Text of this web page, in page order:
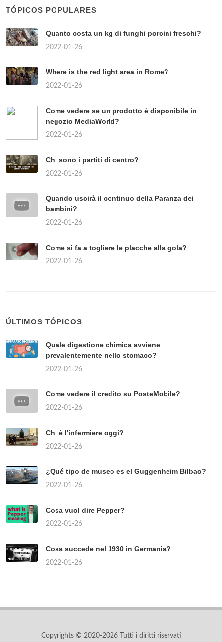
TÓPICOS POPULARES
Quanto costa un kg di funghi porcini freschi?
2022-01-26
Where is the red light area in Rome?
2022-01-26
Come vedere se un prodotto è disponibile in
negozio MediaWorld?
2022-01-26
Chi sono i partiti di centro?
2022-01-26
Quando uscirà il continuo della Paranza dei
bambini?
2022-01-26
Come si fa a togliere le placche alla gola?
2022-01-26
ÚLTIMOS TÓPICOS
Quale digestione chimica avviene
prevalentemente nello stomaco?
2022-01-26
Come vedere il credito su PosteMobile?
2022-01-26
Chi è l'infermiere oggi?
2022-01-26
¿Qué tipo de museo es el Guggenheim Bilbao?
2022-01-26
Cosa vuol dire Pepper?
2022-01-26
Cosa succede nel 1930 in Germania?
2022-01-26
Copyrights © 2020-2026 Tutti i diritti riservati